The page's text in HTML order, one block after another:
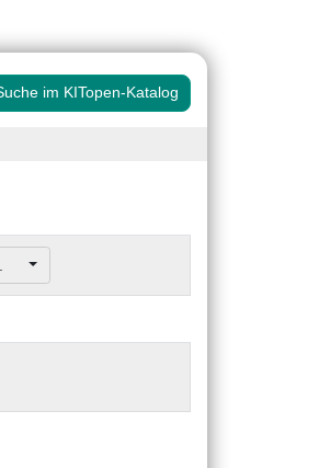
im KITopen-Katalog